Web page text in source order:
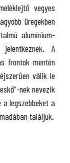
vegyes
üregekben
alumínium-
jelentkeznek. A
frontok mentén
válik le
nek nevezik
legszebbeket a
találjuk.